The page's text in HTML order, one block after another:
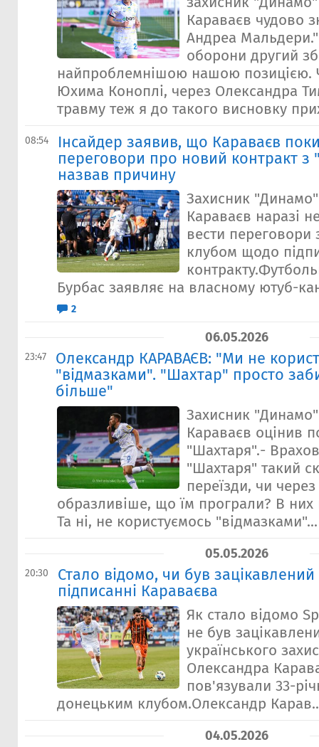
Караваєв чудово
Андреа
оборони другий
найпроблемнішою нашою позицією.
Юхима Коноплі, через Олександра
травму теж я до такого висновку
08:54
Інсайдер заявив, що Караваєв
переговори про новий контракт з
назвав причину
Захисник
Караваєв наразі
вести переговори
клубом щодо
Бурбас заявляє на власному ютуб-
2
06.05.2026
23:47
Олександр КАРАВАЄВ: "Ми не
"відмазками". "Шахтар" просто
більше"
Захисник
Караваєв оцінив
"Шахтаря".-
"Шахтаря" такий
переїзди, чи
образливіше, що їм програли? В них
Та ні, не користуємось "відмазками"...
05.05.2026
20:30
Стало відомо, чи був
підписанні Караваєва
Як стало відомо
не був
українського
Олександра
пов'язували 33-
донецьким клубом.Олександр
04.05.2026